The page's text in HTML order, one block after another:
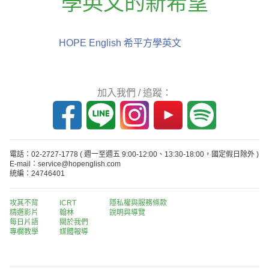
HOPE English 希平方學英文
加入我們 / 追蹤：
電話：02-2727-1778 ( 週一至週五 9:00-12:00、13:30-18:00，國定假日除外 )
E-mail：service@hopenglish.com
統編：24746401
攻其不背
精選影片
每日片語
專欄教學
ICRT
翰林
關於我們
媒體報導
隱私權與服務條款
說明與導覽